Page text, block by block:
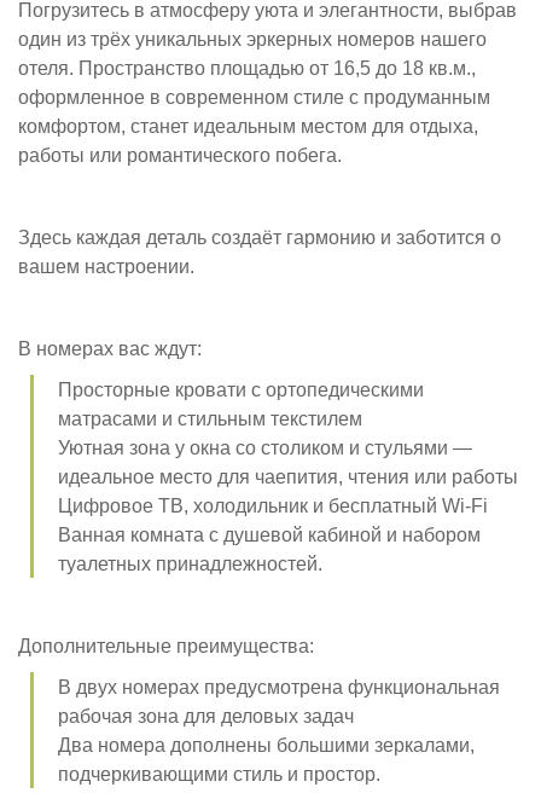
Погрузитесь в атмосферу уюта и элегантности, выбрав
один из трёх уникальных эркерных номеров нашего
отеля. Пространство площадью от 16,5 до 18 кв.м.,
оформленное в современном стиле с продуманным
комфортом, станет идеальным местом для отдыха,
работы или романтического побега.
Здесь каждая деталь создаёт гармонию и заботится о
вашем настроении.
В номерах вас ждут:
Просторные кровати с ортопедическими
матрасами и стильным текстилем
Уютная зона у окна со столиком и стульями —
идеальное место для чаепития, чтения или работы
Цифровое ТВ, холодильник и бесплатный Wi-Fi
Ванная комната с душевой кабиной и набором
туалетных принадлежностей.
Дополнительные преимущества:
В двух номерах предусмотрена функциональная
рабочая зона для деловых задач
Два номера дополнены большими зеркалами,
подчеркивающими стиль и простор.